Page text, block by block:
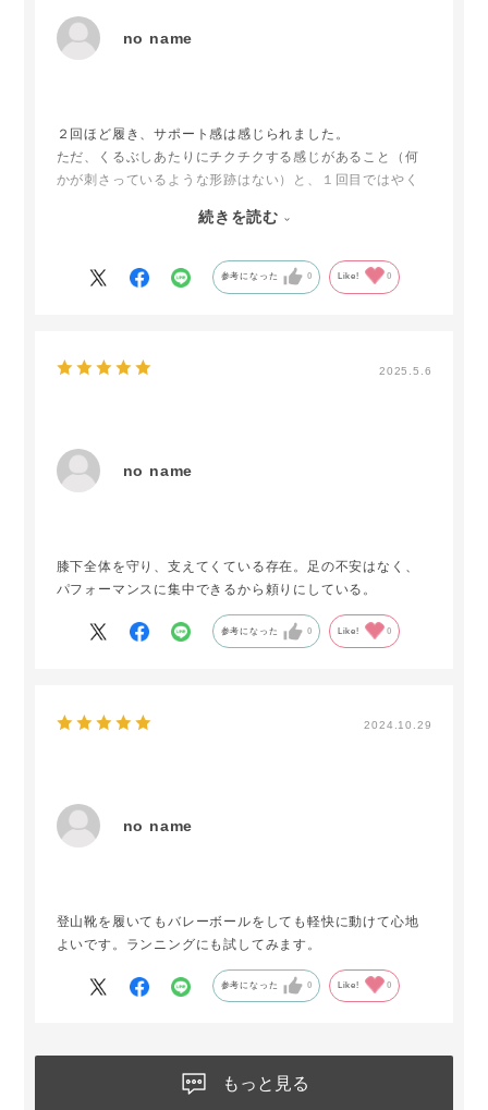
no name
２回ほど履き、サポート感は感じられました。
ただ、くるぶしあたりにチクチクする感じがあること（何
かが刺さっているような形跡はない）と、１回目ではやく
使えるは使えるので、もうしばらく使って改善するようで
続きを読む
参考になった 0 Like! 0
2025.5.6
no name
膝下全体を守り、支えてくている存在。足の不安はなく、
パフォーマンスに集中できるから頼りにしている。
参考になった 0 Like! 0
2024.10.29
no name
登山靴を履いてもバレーボールをしても軽快に動けて心地
よいです。ランニングにも試してみます。
参考になった 0 Like! 0
もっと見る